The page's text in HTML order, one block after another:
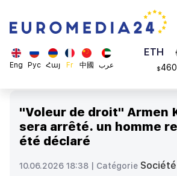
Eng Рус Հայ Fr 中國 عرب
ADA
ETH
$
"Voleur de droit" Armen
sera arrêté. un homme
été déclaré
10.06.2026 18:38 | Catégorie Société